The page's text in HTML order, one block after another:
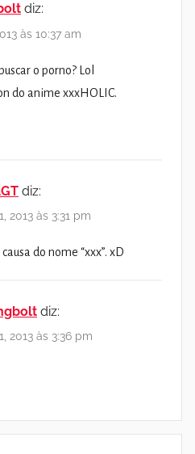
diz:
às 10:37 am
o porno? Lol
do anime xxxHOLIC.
diz:
2013 às 3:31 pm
do nome “xxx”. xD
diz:
2013 às 3:36 pm